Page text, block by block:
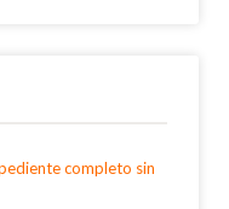
completo sin